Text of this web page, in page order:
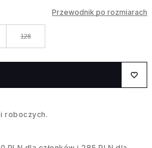
Przewodnik po rozmiarach
128
roboczych.